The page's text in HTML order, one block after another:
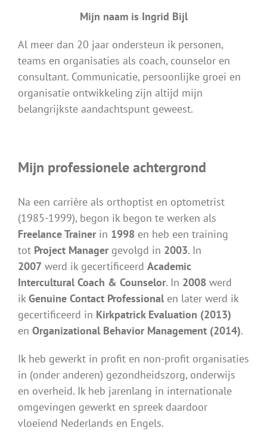
Mijn naam is Ingrid Bijl
Al meer dan 20 jaar ondersteun ik personen,
teams en organisaties als coach, counselor en
consultant. Communicatie, persoonlijke groei en
organisatie ontwikkeling zijn altijd mijn
belangrijkste aandachtspunt geweest.
Mijn professionele achtergrond
Na een carrière als orthoptist en optometrist
(1985-1999), begon ik begon te werken als
Freelance Trainerin 1998 en heb een training
tot Project Managergevolgd in 2003. In
2007 werd ik gecertificeerd Academic
Intercultural Coach & Counselor. In 2008 werd
ik Genuine Contact Professionalen later werd ik
gecertificeerd in Kirkpatrick Evaluation (2013)
en Organizational Behavior Management (2014).
Ik heb gewerkt in profit en non-profit organisaties
in (onder anderen) gezondheidszorg, onderwijs
en overheid. Ik heb jarenlang in internationale
omgevingen gewerkt en spreek daardoor
vloeiend Nederlands en Engels.